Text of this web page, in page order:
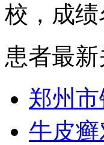
校，成
患者最新
郑州
牛皮